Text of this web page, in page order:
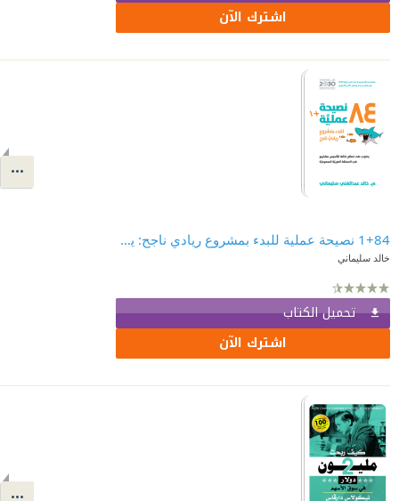
اشترك الآن
1+84 نصيحة عملية للبدء بمشروع ريادي ناجح: يحتوي على نصائح خاصة لتأسيس مشاريع في المملكة العربية السعودية
خالد سليماني
تحميل الكتاب
اشترك الآن